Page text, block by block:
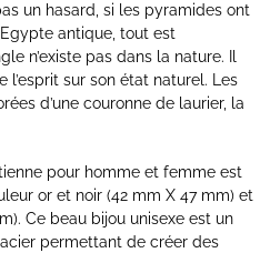
un hasard, si les pyramides ont
antique, tout est
n’existe pas dans la nature. Il
l’esprit sur son état naturel. Les
d’une couronne de laurier, la
pour homme et femme est
or et noir (42 mm X 47 mm) et
Ce beau bijou unisexe est un
permettant de créer des